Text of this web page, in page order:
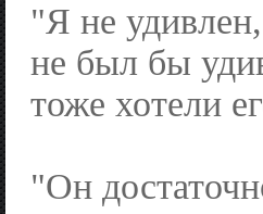
"Я не
не был бы
тоже хотели
"Он